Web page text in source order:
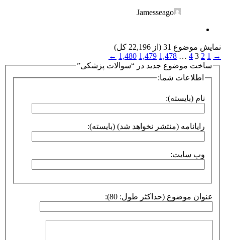
Jamesseago
نمایش موضوع 31 (از 22,196 کل)
→
1
2
3
4
…
1,478
1,479
1,480
←
ساخت موضوع جدید در “سوالات پزشکی”
اطلاعات شما:
نام (بایسته):
رایانامه (منتشر نخواهد شد) (بایسته):
وب سایت:
عنوان موضوع (حداکثر طول: 80):